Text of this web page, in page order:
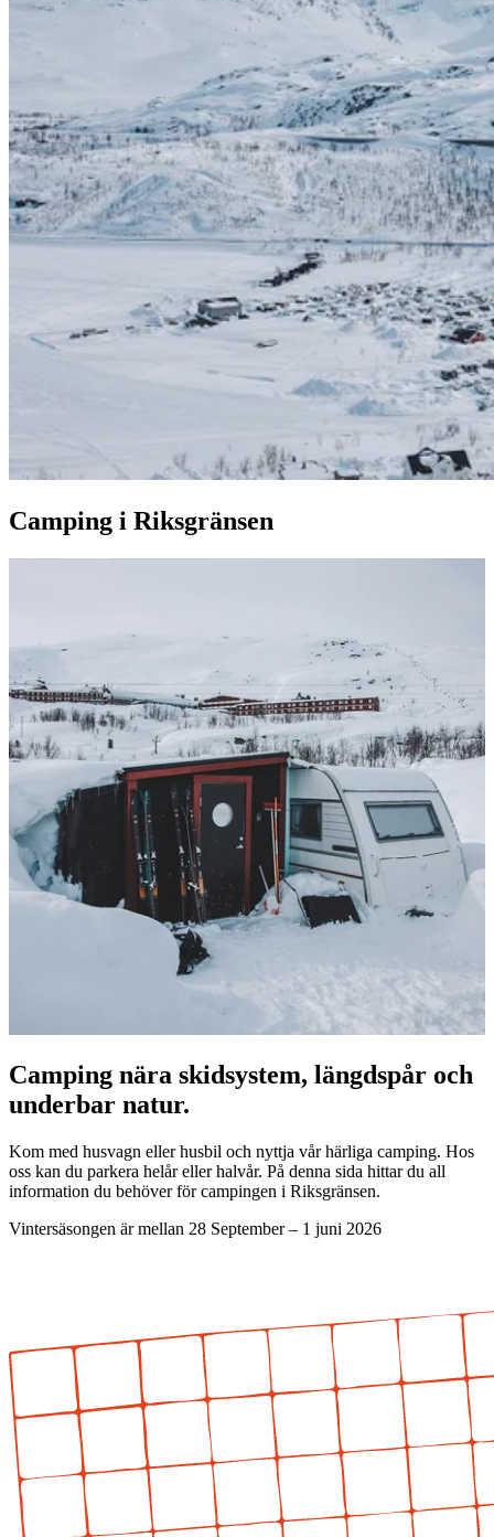
Camping i Riksgränsen
Camping nära skidsystem, längdspår och
underbar natur.
Kom med husvagn eller husbil och nyttja vår härliga camping. Hos
oss kan du parkera helår eller halvår. På denna sida hittar du all
information du behöver för campingen i Riksgränsen.
Vintersäsongen är mellan 28 September – 1 juni 2026